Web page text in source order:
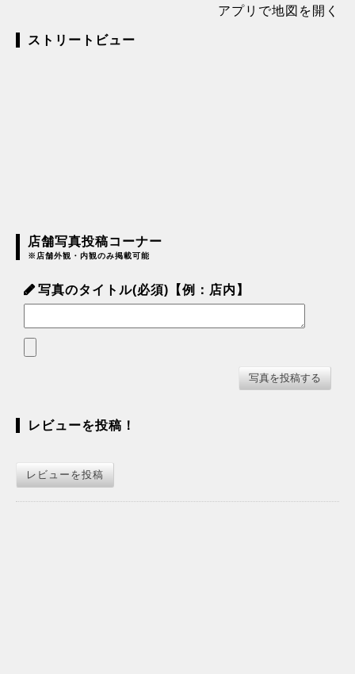
アプリで地図を開く
ストリートビュー
店舗写真投稿コーナー
※店舗外観・内観のみ掲載可能
写真のタイトル(必須)【例：店内】
レビューを投稿！
レビューを投稿